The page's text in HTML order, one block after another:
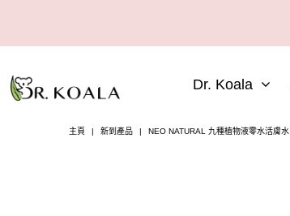
Dr. Koala
主頁 | 新到產品 | NEO NATURAL 九種植物液零水活膚水